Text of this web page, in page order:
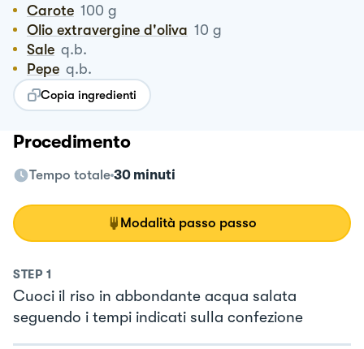
Carote 100 g
Olio extravergine d'oliva 10 g
Sale q.b.
Pepe q.b.
Copia ingredienti
Procedimento
Tempo totale 30 minuti
Modalità passo passo
STEP 1
Cuoci il riso in abbondante acqua salata
seguendo i tempi indicati sulla confezione